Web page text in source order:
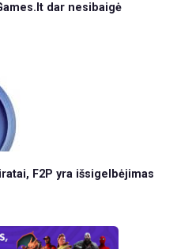
dar nesibaigė
F2P yra išsigelbėjimas